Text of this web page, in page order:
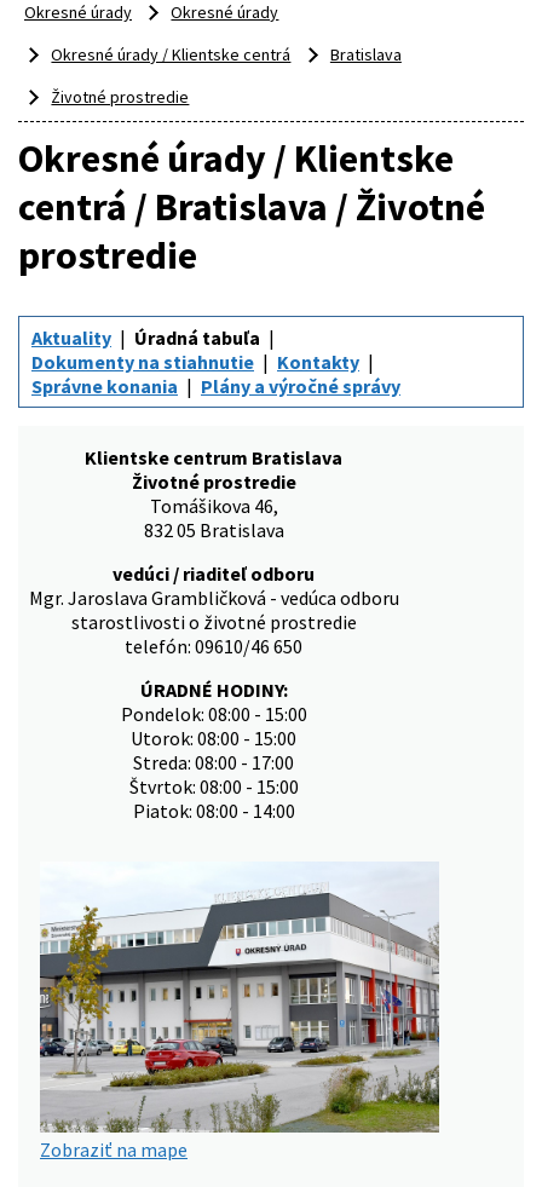
Okresné úrady
Okresné úrady
Okresné úrady / Klientske centrá
Bratislava
Životné prostredie
Okresné úrady / Klientske
centrá / Bratislava / Životné
prostredie
Aktuality
Úradná tabuľa
Dokumenty na stiahnutie
Kontakty
Správne konania
Plány a výročné správy
Klientske centrum Bratislava
Životné prostredie
Tomášikova 46,
832 05 Bratislava
vedúci / riaditeľ odboru
Mgr. Jaroslava Grambličková - vedúca odboru
starostlivosti o životné prostredie
telefón: 09610/46 650
ÚRADNÉ HODINY:
Pondelok: 08:00 - 15:00
Utorok: 08:00 - 15:00
Streda: 08:00 - 17:00
Štvrtok: 08:00 - 15:00
Piatok: 08:00 - 14:00
Zobraziť na mape